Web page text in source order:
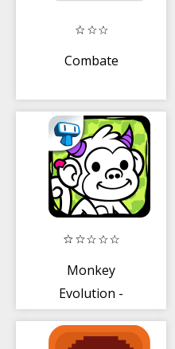
Combate
Monkey
Evolution -
Mutantes Me